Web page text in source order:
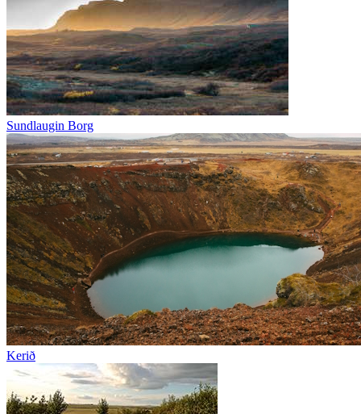
Sundlaugin Borg
Kerið